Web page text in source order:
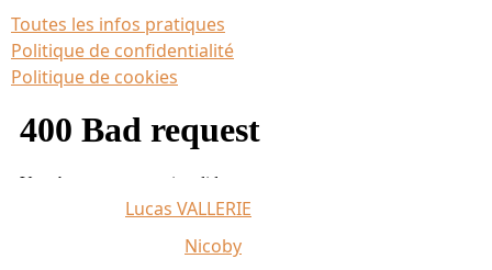
Toutes les infos pratiques
Politique de confidentialité
Politique de cookies
Lucas VALLERIE
Nicoby